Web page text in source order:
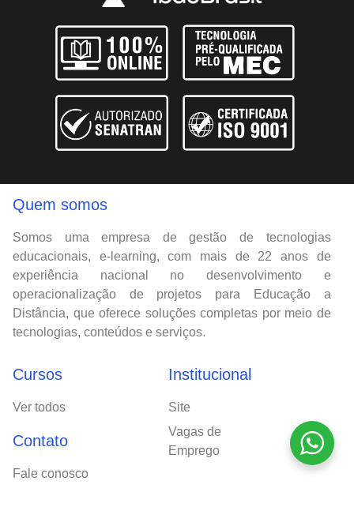
Quem somos
Somos uma empresa de gestão de tecnologias
educacionais, e-learning, com mais de 22 anos de
experiência nacional no desenvolvimento e
operacionalização de projetos para Educação a
Distância, que oferece soluções completas por meio de
tecnologias, conteúdos e serviços.
Cursos
Ver todos
Contato
Fale conosco
Institucional
Site
Vagas de
Emprego